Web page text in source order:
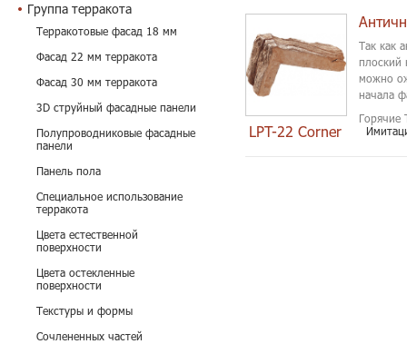
Группа терракота
Терракотовые фасад 18 мм
Фасад 22 мм терракота
Фасад 30 мм терракота
3D струйный фасадные панели
Полупроводниковые фасадные
панели
Панель пола
Специальное использование
терракота
Цвета естественной
поверхности
Цвета остекленные
поверхности
Текстуры и формы
Сочлененных частей
LPT-22 Corner
Так как
плоский
можно
начала
Горячие